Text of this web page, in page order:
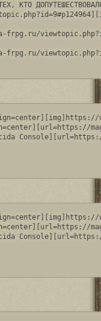
КТО
frpg.ru/
frpg.ru/